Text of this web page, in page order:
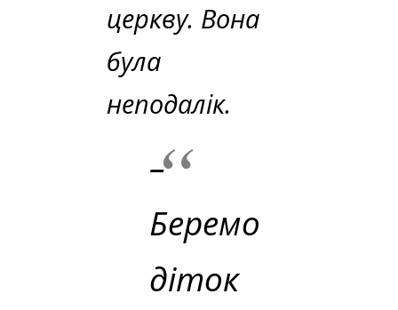
церкву. Вона
була
неподалік.
–
Беремо
діток